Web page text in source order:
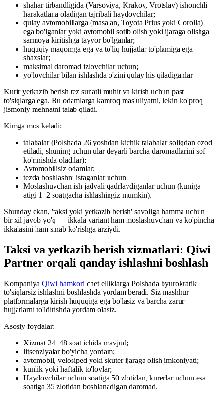
shahar tirbandligida (Varsoviya, Krakov, Vrotslav) ishonchli
harakatlana oladigan tajribali haydovchilar;
qulay avtomobillarga (masalan, Toyota Prius yoki Corolla)
ega bo'lganlar yoki avtomobil sotib olish yoki ijaraga olishga
sarmoya kiritishga tayyor bo'lganlar;
huquqiy maqomga ega va to'liq hujjatlar to'plamiga ega
shaxslar;
maksimal daromad izlovchilar uchun;
yo'lovchilar bilan ishlashda o'zini qulay his qiladiganlar
Kurir yetkazib berish tez sur'atli muhit va kirish uchun past
to'siqlarga ega. Bu odamlarga kamroq mas'uliyatni, lekin ko'proq
jismoniy mehnatni talab qiladi.
Kimga mos keladi:
talabalar (Polshada 26 yoshdan kichik talabalar soliqdan ozod
etiladi, shuning uchun ular deyarli barcha daromadlarini sof
ko'rinishda oladilar);
Avtomobilisiz odamlar;
tezda boshlashni istaganlar uchun;
Moslashuvchan ish jadvali qadrlaydiganlar uchun (kuniga
atigi 1–2 soatgacha ishlashingiz mumkin).
Shunday ekan, 'taksi yoki yetkazib berish' savoliga hamma uchun
bir xil javob yo'q — ikkala variant ham moslashuvchan va ko'pincha
ikkalasini ham sinab ko'rishga arziydi.
Taksi va yetkazib berish xizmatlari: Qiwi
Partner orqali qanday ishlashni boshlash
Kompaniya Qiwi hamkori chet elliklarga Polshada byurokratik
to'siqlarsiz ishlashni boshlashda yordam beradi. Siz mashhur
platformalarga kirish huquqiga ega bo'lasiz va barcha zarur
hujjatlarni to'ldirishda yordam olasiz.
Asosiy foydalar:
Xizmat 24–48 soat ichida mavjud;
litsenziyalar bo'yicha yordam;
avtomobil, velosiped yoki skuter ijaraga olish imkoniyati;
kunlik yoki haftalik to'lovlar;
Haydovchilar uchun soatiga 50 zlotidan, kurerlar uchun esa
soatiga 35 zlotidan boshlanadigan daromad.